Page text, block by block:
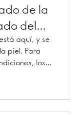
de la
del
aquí, y se
piel. Para
los
hialurónico y el
fórmulas de